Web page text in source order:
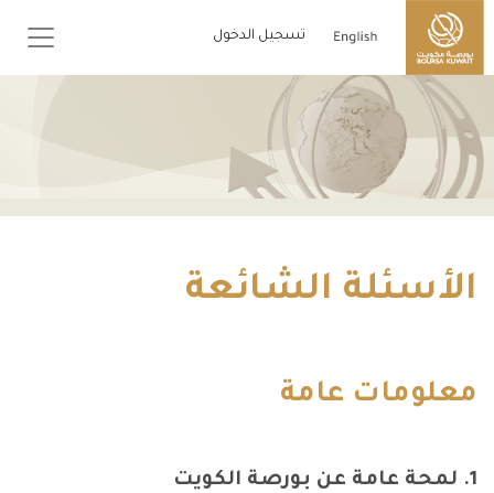
تسجيل الدخول
الأسئلة الشائعة
معلومات عامة
1. لمحة عامة عن بورصة الكويت